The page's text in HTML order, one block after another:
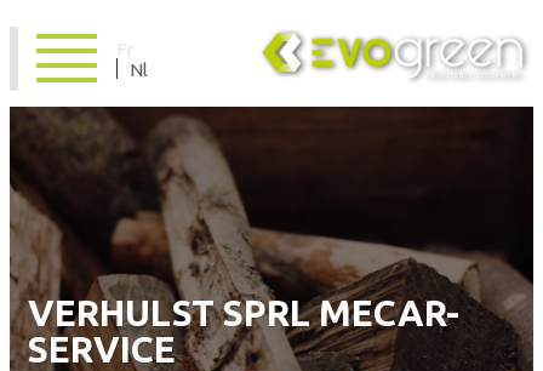
Fr
Nl
VERHULST SPRL MECAR-
SERVICE